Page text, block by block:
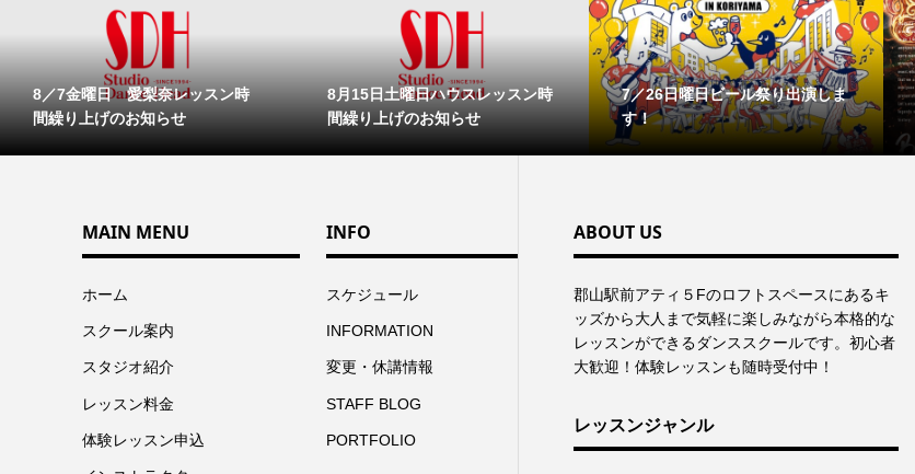
8／7金曜日 愛梨奈レッスン時
間繰り上げのお知らせ
8月15日土曜日ハウスレッスン時
間繰り上げのお知らせ
7／26日曜日ビール祭り出演しま
す！
MAIN MENU
ホーム
スクール案内
スタジオ紹介
レッスン料金
体験レッスン申込
INFO
スケジュール
INFORMATION
変更・休講情報
STAFF BLOG
PORTFOLIO
ABOUT US
郡⼭駅前アティ５Fのロフトスペースにあるキ
ッズから⼤⼈まで気軽に楽しみながら本格的な
レッスンができるダンススクールです。初心者
大歓迎！体験レッスンも随時受付中！
レッスンジャンル